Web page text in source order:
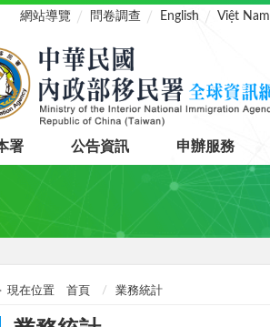
網站導覽 問卷調查 English Việt Nam
署 公告資訊 申辦服務
現在位置 首頁 業務統計